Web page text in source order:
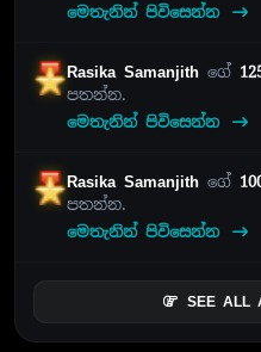
මෙතැනින් පිවිසෙන්න
Rasika Samanjithගේ
පතන්න.
මෙතැනින් පිවිසෙන්න
Rasika Samanjithගේ
පතන්න.
මෙතැනින් පිවිසෙන්න
SEE ALL